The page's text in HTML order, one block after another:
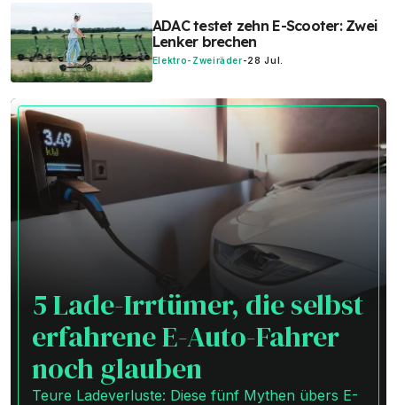
ADAC testet zehn E-Scooter: Zwei
Lenker brechen
Elektro-Zweiräder-28 Jul.
5 Lade-Irrtümer, die selbst
erfahrene E-Auto-Fahrer
noch glauben
Teure Ladeverluste: Diese fünf Mythen übers E-